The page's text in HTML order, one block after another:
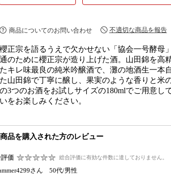
商品についてのお問い合わせ 不適切な商品を報告
櫻正宗を語るうえで欠かせない「協会一号酵母
通のために櫻正宗が造り上げた酒。山田錦を高
たキレ味最良の純米吟醸酒で、灘の地酒生一本
た山田錦で丁寧に醸し、果実のような香りと米
の3つのお酒をお試しサイズの180mlでご用意し
いをお楽しみください。
品を購入された方のレビュー
価
総合評価に有効な件数に達しておりません。
さん 50代/男性